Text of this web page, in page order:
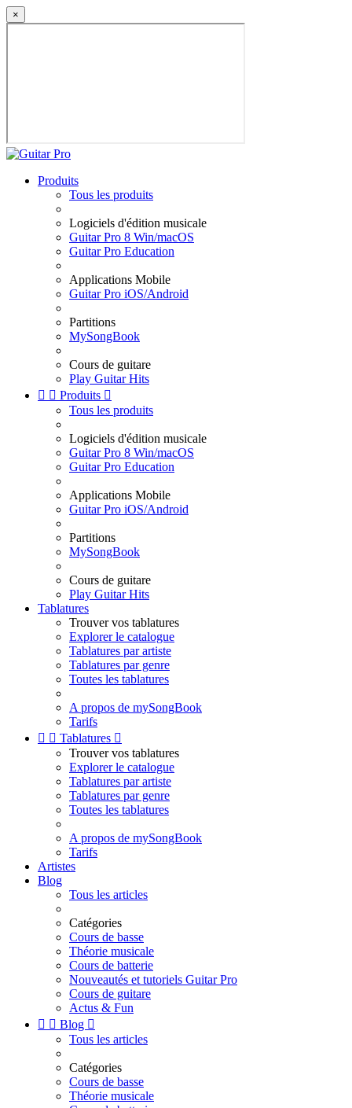
×
Produits
Tous les produits
Logiciels d'édition musicale
Guitar Pro 8 Win/macOS
Guitar Pro Education
Applications Mobile
Guitar Pro iOS/Android
Partitions
MySongBook
Cours de guitare
Play Guitar Hits
  Produits 
Tous les produits
Logiciels d'édition musicale
Guitar Pro 8 Win/macOS
Guitar Pro Education
Applications Mobile
Guitar Pro iOS/Android
Partitions
MySongBook
Cours de guitare
Play Guitar Hits
Tablatures
Trouver vos tablatures
Explorer le catalogue
Tablatures par artiste
Tablatures par genre
Toutes les tablatures
A propos de mySongBook
Tarifs
  Tablatures 
Trouver vos tablatures
Explorer le catalogue
Tablatures par artiste
Tablatures par genre
Toutes les tablatures
A propos de mySongBook
Tarifs
Artistes
Blog
Tous les articles
Catégories
Cours de basse
Théorie musicale
Cours de batterie
Nouveautés et tutoriels Guitar Pro
Cours de guitare
Actus & Fun
  Blog 
Tous les articles
Catégories
Cours de basse
Théorie musicale